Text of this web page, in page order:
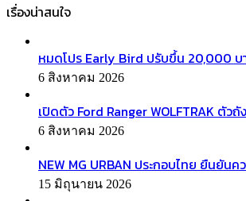
เรื่องน่าสนใจ
หมดโปร Early Bird ปรับขึ้น 20,000 บ
6 สิงหาคม 2026
เปิดตัว Ford Ranger WOLFTRAK ตั
6 สิงหาคม 2026
NEW MG URBAN ประกอบไทย ยืนยั
15 มิถุนายน 2026